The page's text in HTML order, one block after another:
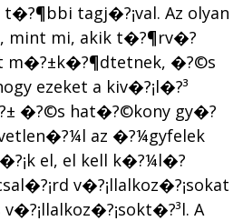
tagj�?¡val. Az olyan
mint mi, akik t�?¶rv�?
m�?±k�?¶dtetnek, �?©s
ezeket a kiv�?¡l�?³
�?©s hat�?©kony gy�?
az �?¼gyfelek
el, el kell k�?¼l�?
v�?¡llalkoz�?¡sokat
A